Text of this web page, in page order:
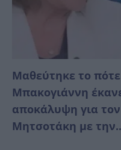
Μαθεύτηκε το
Μπακογιάννη
αποκάλυψη για
Μητσοτάκη με